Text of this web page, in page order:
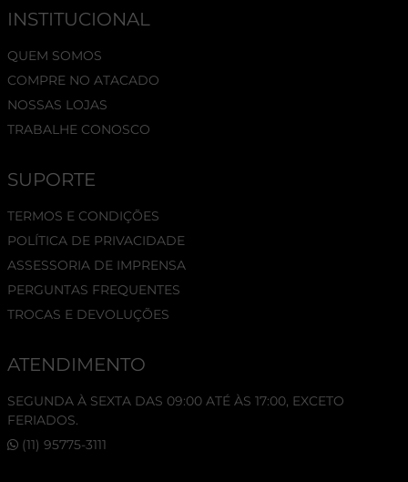
INSTITUCIONAL
QUEM SOMOS
COMPRE NO ATACADO
NOSSAS LOJAS
TRABALHE CONOSCO
SUPORTE
TERMOS E CONDIÇÕES
POLÍTICA DE PRIVACIDADE
ASSESSORIA DE IMPRENSA
PERGUNTAS FREQUENTES
TROCAS E DEVOLUÇÕES
ATENDIMENTO
SEGUNDA À SEXTA DAS 09:00 ATÉ ÀS 17:00, EXCETO
FERIADOS.
(11) 95775-3111